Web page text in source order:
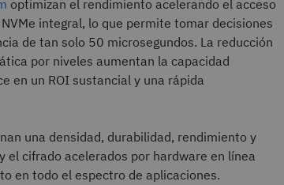
optimizan el rendimiento acelerando el acceso
integral, lo que permite tomar decisiones
de tan solo 50 microsegundos. La reducción
por niveles aumentan la capacidad
en un ROI sustancial y una rápida
una densidad, durabilidad, rendimiento y
el cifrado acelerados por hardware en línea
en todo el espectro de aplicaciones.